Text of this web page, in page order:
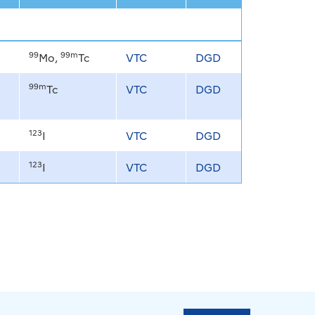
99Mo, 99mTc VTC DGD
99mTc VTC DGD
123I VTC DGD
123I VTC DGD